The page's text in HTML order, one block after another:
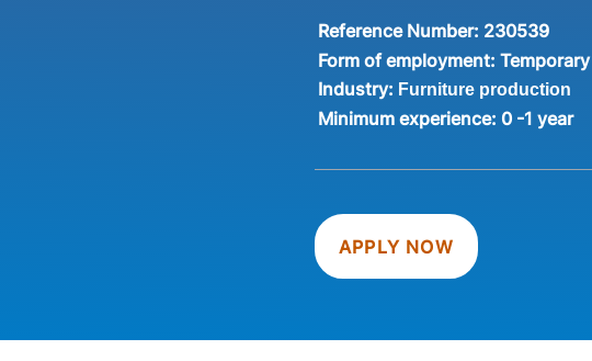
Reference Number: 230539
Form of employment:Temporary
Industry: Furniture production
Minimum experience: 0 -1 year
APPLY NOW